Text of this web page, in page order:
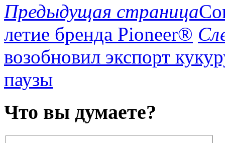
Предыдущая страница
летие бренда Pioneer®
возобновил экспорт
паузы
Что вы думаете?